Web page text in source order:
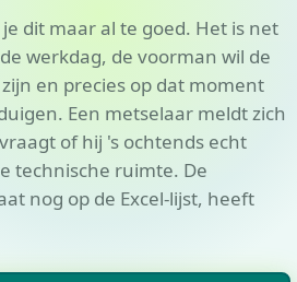
dit maar al te goed. Het is net
werkdag, de voorman wil de
en precies op dat moment
Een metselaar meldt zich
​​of hij 's ochtends echt
technische ruimte. De
nog op de Excel-lijst, heeft